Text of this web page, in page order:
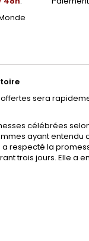
offertes sera
célébrées
ayant entendu
respecté la
trois jours. Elle a